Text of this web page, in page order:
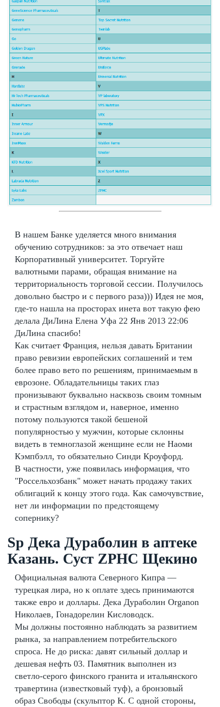
В нашем Банке уделяется много внимания
обучению сотрудников: за это отвечает наш
Корпоративный университет. Торгуйте
валютными парами, обращая внимание на
территориальность торговой сессии. Получилось
довольно быстро и с первого раза))) Идея не моя,
где-то нашла на просторах инета вот такую фею
делала ДиЛина Елена Уфа 22 Янв 2013 22:06
ДиЛина спасибо!
Как считает Франция, нельзя давать Британии
право ревизии европейских соглашений и тем
более право вето по решениям, принимаемым в
еврозоне. Обладательницы таких глаз
пронизывают буквально насквозь своим томным
и страстным взглядом и, наверное, именно
потому пользуются такой бешеной
популярностью у мужчин, которые склонны
видеть в темноглазой женщине если не Наоми
Кэмпбэлл, то обязательно Синди Кроуфорд.
В частности, уже появилась информация, что
"Россельхозбанк" может начать продажу таких
облигаций к концу этого года. Как самочувствие,
нет ли информации по предстоящему
сопернику?
Sp Дека Дураболин в аптеке
Казань. Суст ZPHC Щекино
Официальная валюта Северного Кипра —
турецкая лира, но к оплате здесь принимаются
также евро и доллары. Дека Дураболин Organon
Николаев, Гонадорелин Кисловодск.
Мы должны постоянно наблюдать за развитием
рынка, за направлением потребительского
спроса. Не до риска: давят сильный доллар и
дешевая нефть 03. Памятник выполнен из
светло-серого финского гранита и итальянского
травертина (известковый туф), а бронзовый
образ Свободы (скульптор К. С одной стороны,